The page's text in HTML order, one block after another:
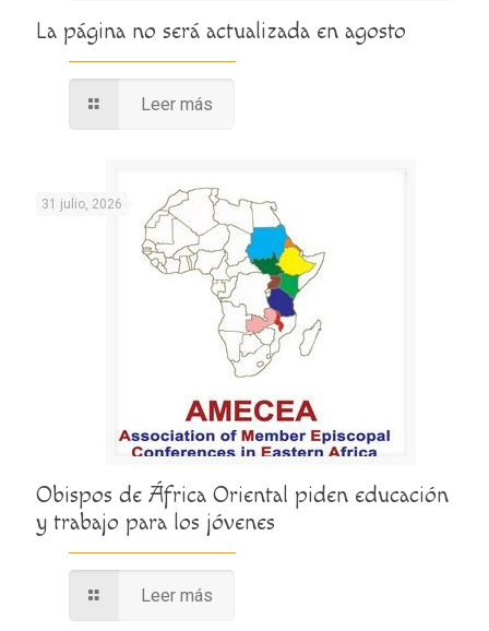
La página no será actualizada en agosto
Leer más
31 julio, 2026
Obispos de África Oriental piden educación
y trabajo para los jóvenes
Leer más